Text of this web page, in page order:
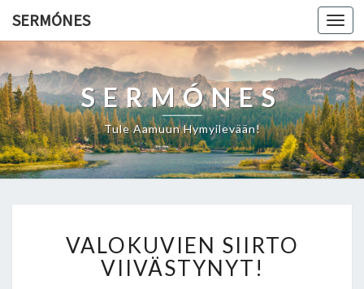
SERMÓNES
SERMÓNES
Tule Aamuun Hymyilevään!
A
L
O
VALOKUVIEN SIIRTO
VIIVÄSTYNYT!